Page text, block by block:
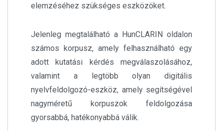
elemzéséhez szükséges eszközöket.
Jelenleg megtalálható a HunCLARIN oldalon
számos korpusz, amely felhasználható egy
adott kutatási kérdés megválaszolásához,
valamint a legtöbb olyan digitális
nyelvfeldolgozó-eszköz, amely segítségével
nagyméretű korpuszok feldolgozása
gyorsabbá, hatékonyabbá válik.